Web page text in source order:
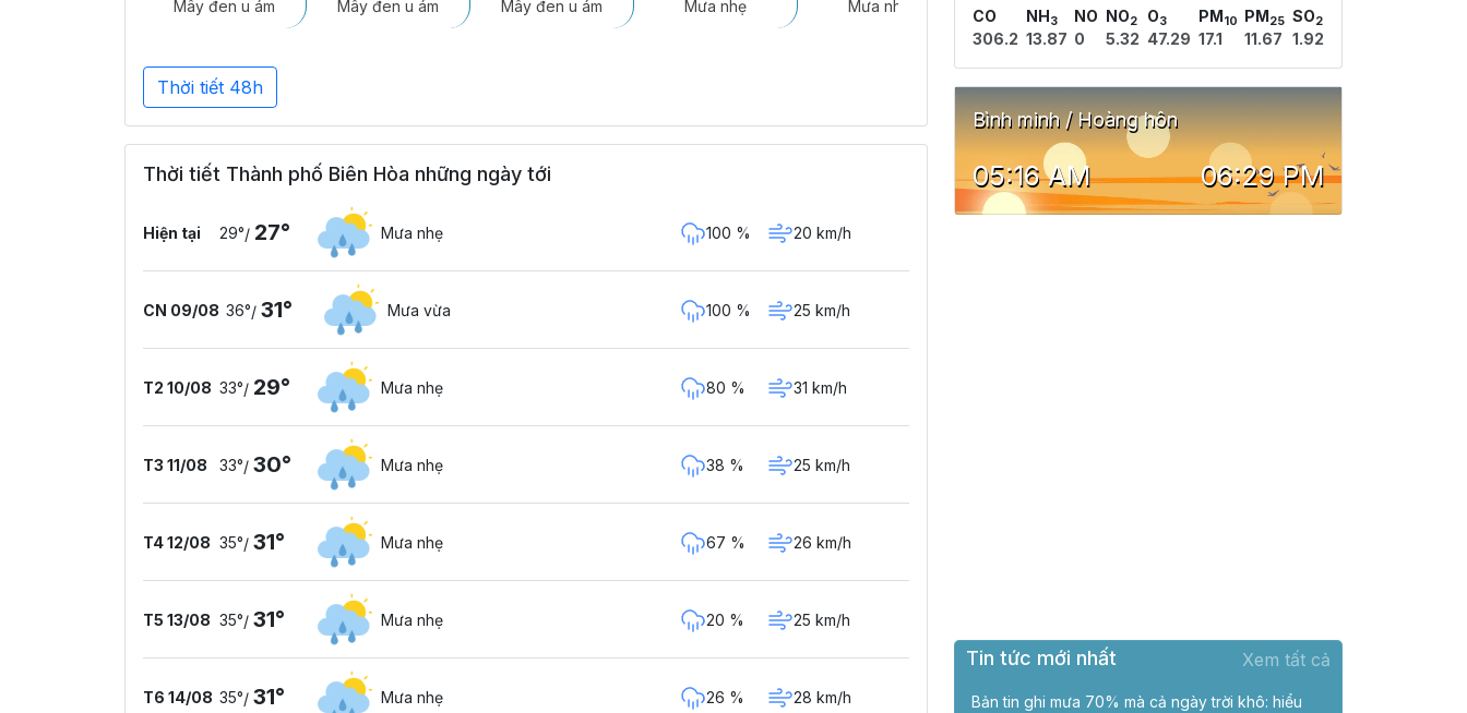
Mây đen u ám
Mây đen u ám
Mây đen u ám
Mưa nhẹ
Mưa nhẹ
Mưa nhẹ
Mưa nhẹ
Thời tiết 48h
Thời tiết Thành phố Biên Hòa những ngày tới
Hiện tại 29°/ 27° Mưa nhẹ 100 % 20 km/h
CN 09/08 36°/ 31° Mưa vừa 100 % 25 km/h
T2 10/08 33°/ 29° Mưa nhẹ 80 % 31 km/h
T3 11/08 33°/ 30° Mưa nhẹ 38 % 25 km/h
T4 12/08 35°/ 31° Mưa nhẹ 67 % 26 km/h
T5 13/08 35°/ 31° Mưa nhẹ 20 % 25 km/h
T6 14/08 35°/ 31° Mưa nhẹ 26 % 28 km/h
CO
306.2
NH 3
13.87
NO
0
NO2
5.32
O3
47.29
PM 10
17.1
PM 25
11.67
SO2
1.92
Bình minh / Hoàng hôn
05:16 AM 06:29 PM
Tin tức mới nhất Xem tất cả
Bản tin ghi mưa 70% mà cả ngày trời khô: hiểu